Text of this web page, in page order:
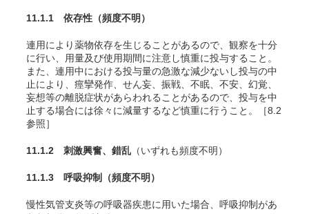
11.1.1 依存性 （頻度不明）
連用により薬物依存を生じることがあるので、観察を十分
に行い、用量及び使用期間に注意し慎重に投与すること。
また、連用中における投与量の急激な減少ないし投与の中
止により、痙攣発作、せん妄、振戦、不眠、不安、幻覚、
妄想等の離脱症状があらわれることがあるので、投与を中
止する場合には徐々に減量するなど慎重に行うこと。［8.2
参照］
11.1.2 刺激興奮、錯乱 （いずれも頻度不明）
11.1.3 呼吸抑制 （頻度不明）
慢性気管支炎等の呼吸器疾患に用いた場合、呼吸抑制があ